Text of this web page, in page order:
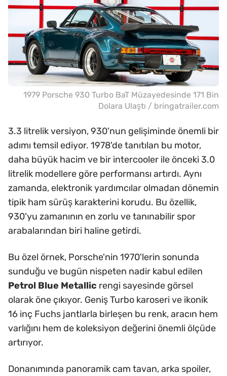
1979 Porsche 930 Turbo BaT Müzayedesinde 171 Bin
Dolara Ulaştı / bringatrailer.com
3.3 litrelik versiyon, 930'nun gelişiminde önemli bir
adımı temsil ediyor. 1978'de tanıtılan bu motor,
daha büyük hacim ve bir intercooler ile önceki 3.0
litrelik modellere göre performansı artırdı. Aynı
zamanda, elektronik yardımcılar olmadan dönemin
tipik ham sürüş karakterini korudu. Bu özellik,
930'yu zamanının en zorlu ve tanınabilir spor
arabalarından biri haline getirdi.
Bu özel örnek, Porsche'nin 1970'lerin sonunda
sunduğu ve bugün nispeten nadir kabul edilen
Petrol Blue Metallic rengi sayesinde görsel
olarak öne çıkıyor. Geniş Turbo karoseri ve ikonik
16 inç Fuchs jantlarla birleşen bu renk, aracın hem
varlığını hem de koleksiyon değerini önemli ölçüde
artırıyor.
Donanımında panoramik cam tavan, arka spoiler,